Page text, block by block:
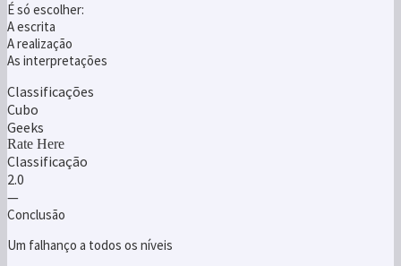
É só escolher:
A escrita
A realização
As interpretações
Classificações
Cubo
Geeks
Rate Here
Classificação
2.0
—
Conclusão
Um falhanço a todos os níveis